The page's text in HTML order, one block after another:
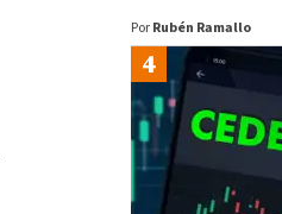
Por Rubén Ramallo